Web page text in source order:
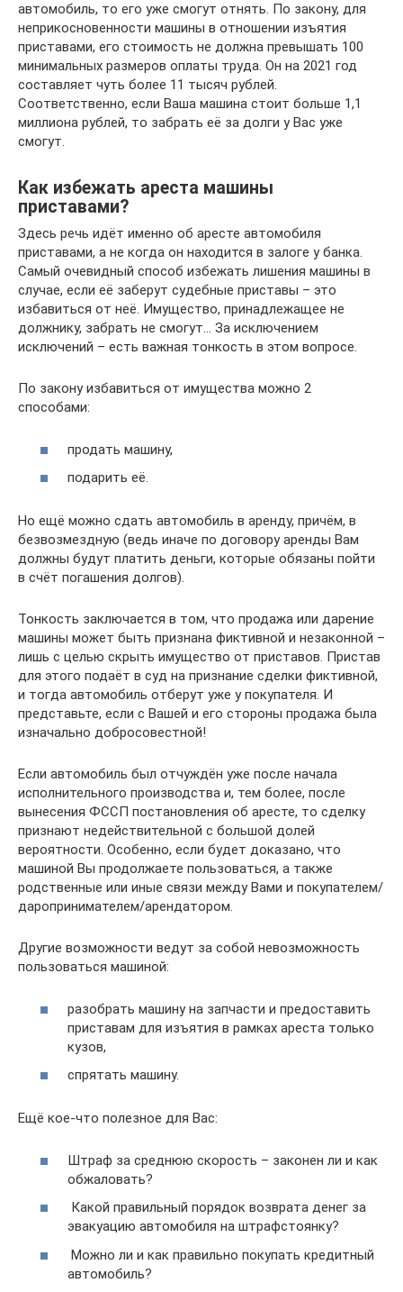
автомобиль, то его уже смогут отнять. По закону, для
неприкосновенности машины в отношении изъятия
приставами, его стоимость не должна превышать 100
минимальных размеров оплаты труда. Он на 2021 год
составляет чуть более 11 тысяч рублей.
Соответственно, если Ваша машина стоит больше 1,1
миллиона рублей, то забрать её за долги у Вас уже
смогут.
Как избежать ареста машины
приставами?
Здесь речь идёт именно об аресте автомобиля
приставами, а не когда он находится в залоге у банка.
Самый очевидный способ избежать лишения машины в
случае, если её заберут судебные приставы – это
избавиться от неё. Имущество, принадлежащее не
должнику, забрать не смогут… За исключением
исключений – есть важная тонкость в этом вопросе.
По закону избавиться от имущества можно 2
способами:
продать машину,
подарить её.
Но ещё можно сдать автомобиль в аренду, причём, в
безвозмездную (ведь иначе по договору аренды Вам
должны будут платить деньги, которые обязаны пойти
в счёт погашения долгов).
Тонкость заключается в том, что продажа или дарение
машины может быть признана фиктивной и незаконной –
лишь с целью скрыть имущество от приставов. Пристав
для этого подаёт в суд на признание сделки фиктивной,
и тогда автомобиль отберут уже у покупателя. И
представьте, если с Вашей и его стороны продажа была
изначально добросовестной!
Если автомобиль был отчуждён уже после начала
исполнительного производства и, тем более, после
вынесения ФССП постановления об аресте, то сделку
признают недействительной с большой долей
вероятности. Особенно, если будет доказано, что
машиной Вы продолжаете пользоваться, а также
родственные или иные связи между Вами и покупателем/
даропринимателем/арендатором.
Другие возможности ведут за собой невозможность
пользоваться машиной:
разобрать машину на запчасти и предоставить
приставам для изъятия в рамках ареста только
кузов,
спрятать машину.
Ещё кое-что полезное для Вас:
Штраф за среднюю скорость – законен ли и как
обжаловать?
Какой правильный порядок возврата денег за
эвакуацию автомобиля на штрафстоянку?
Можно ли и как правильно покупать кредитный
автомобиль?